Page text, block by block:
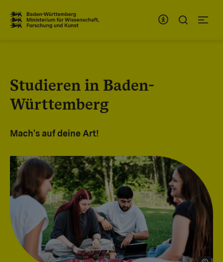
Studieren in Baden-
Württemberg
Mach's auf deine Art!